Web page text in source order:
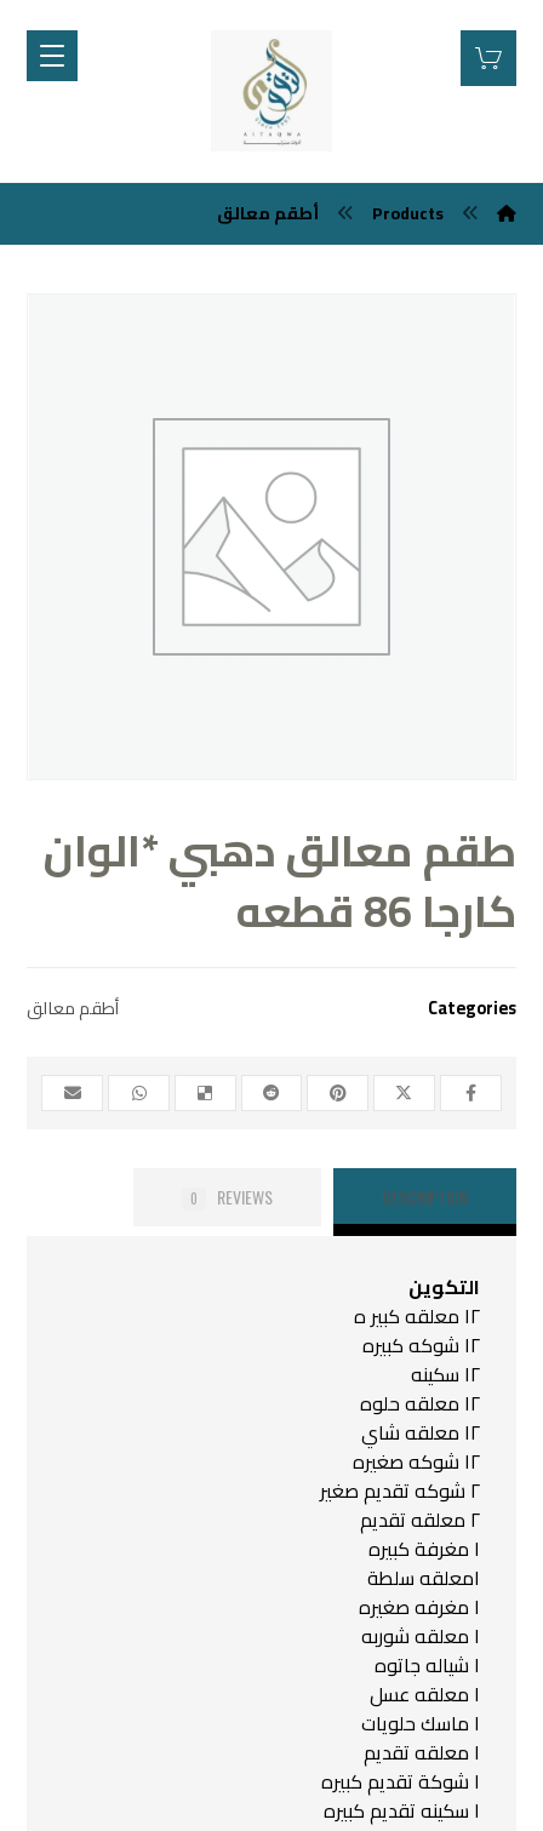
Products أطقم معالق
طقم معالق دهبي *الوان
كارجا 86 قطعه
Categories أطقم معالق
DESCRIPTION
REVIEWS
0
التكوين
١٢ معلقه كبير ه
١٢ شوكه كبيره
١٢ سكينه
١٢ معلقه حلوه
١٢ معلقه شاي
١٢ شوكه صغيره
٢ شوكه تقديم صغير
٢ معلقه تقديم
١ مغرفة كبيره
١معلقه سلطة
١ مغرفه صغيره
١ معلقه شوربه
١ شياله جاتوه
١ معلقه عسل
١ ماسك حلويات
١ معلقه تقديم
١ شوكة تقديم كبيره
١ سكينه تقديم كبيره